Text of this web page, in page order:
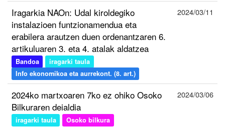
Iragarkia NAOn: Udal kiroldegiko
instalazioen funtzionamendua eta
erabilera arautzen duen ordenantzaren 6.
artikuluaren 3. eta 4. atalak aldatzea
Bandoa
iragarki taula
Info ekonomikoa eta aurrekont. (8. art.)
2024/03/11
2024ko martxoaren 7ko ez ohiko Osoko
Bilkuraren deialdia
iragarki taula Osoko bilkura
2024/03/06